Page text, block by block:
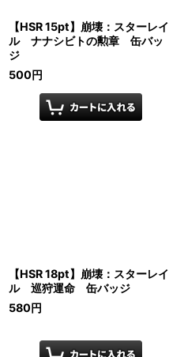
【HSR 15pt】崩壊：スターレイ
ル ナナシビトの勲章 缶バッ
ジ
500円
【HSR 18pt】崩壊：スターレイ
ル 巡狩運命 缶バッジ
580円